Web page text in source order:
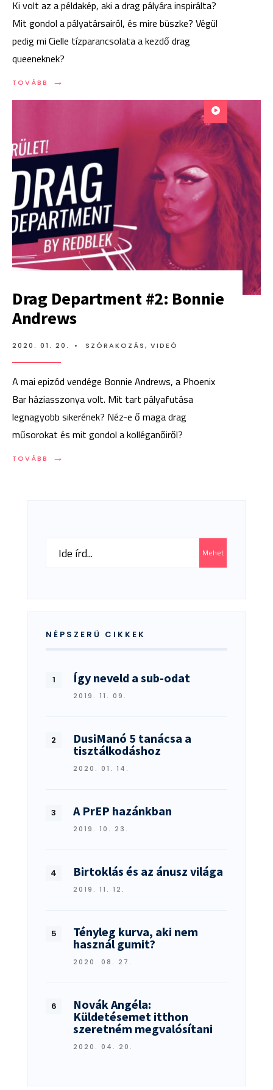
Ki volt az a példakép, aki a drag pályára inspirálta?
Mit gondol a pályatársairól, és mire büszke? Végül
pedig mi Cielle tízparancsolata a kezdő drag
queeneknek?
TOVÁBB →
TOVÁBB:
Drag Department #2: Bonnie
Andrews
2020. 01. 20. • SZÓRAKOZÁS, VIDEÓ
A mai epizód vendége Bonnie Andrews, a Phoenix
Bar háziasszonya volt. Mit tart pályafutása
legnagyobb sikerének? Néz-e ő maga drag
műsorokat és mit gondol a kolléganőiről?
TOVÁBB →
TOVÁBB:
BONNIE
Search
Mehet
NÉPSZERŰ CIKKEK
Így neveld a sub-odat
2019. 11. 09.
DusiManó 5 tanácsa a
tisztálkodáshoz
2020. 01. 14.
A PrEP hazánkban
2019. 10. 23.
Birtoklás és az ánusz világa
2019. 11. 12.
Tényleg kurva, aki nem
használ gumit?
2020. 08. 27.
Novák Angéla:
Küldetésemet itthon
szeretném megvalósítani
2020. 04. 20.